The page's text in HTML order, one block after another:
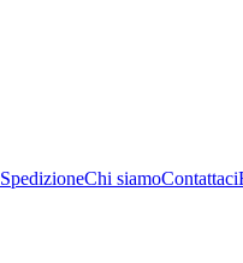
SpedizioneChi siamoContattaci